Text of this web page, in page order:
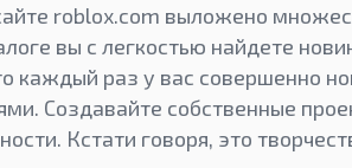
roblox.com выложено
вы с легкостью найдете
каждый раз у вас совершенно
Создавайте собственные
Кстати говоря, это